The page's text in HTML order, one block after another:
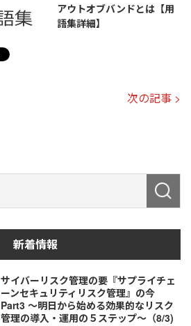
アウトオブバンドとは【用
語集詳細】
次の記事 >
新着情報
サイバーリスク管理の要『サプライチェ
ーンセキュリティリスク管理』の今
Part3 ～明日から始める効果的なリスク
管理の導入・運用の５ステップ～（8/3)